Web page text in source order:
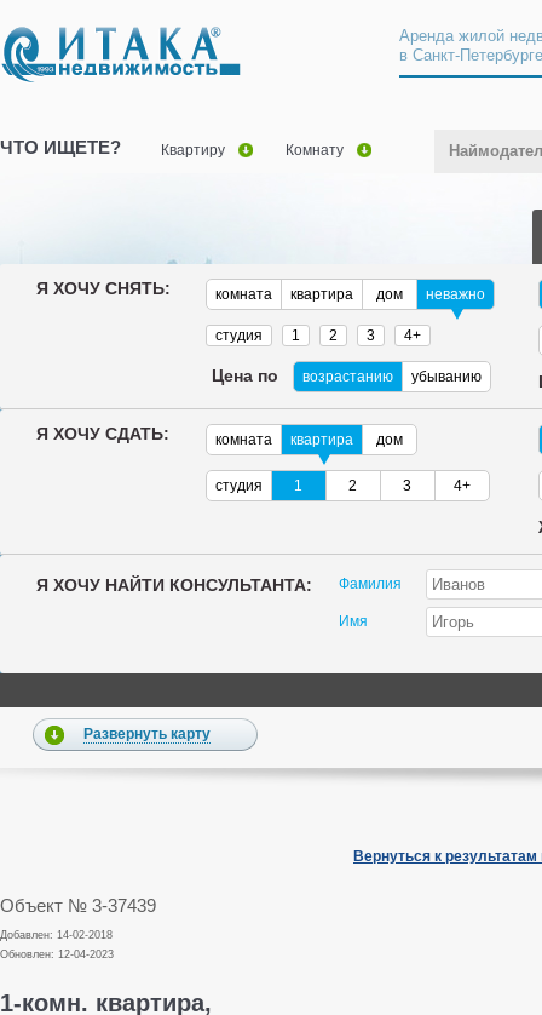
Аренда жилой
в Санкт-
ЧТО ИЩЕТЕ? Квартиру Комнату
Я ХОЧУ СНЯТЬ: комната квартира дом неважно
студия 1 2 3 4+
Цена по возрастанию убыванию
Я ХОЧУ СДАТЬ: комната квартира дом
студия 1 2 3 4+
Я ХОЧУ НАЙТИ КОНСУЛЬТАНТА: Фамилия
Имя
Развернуть карту
Вернуться к результатам
Объект № 3-37439
Добавлен: 14-02-2018
Обновлен: 12-04-2023
1-комн. квартира,